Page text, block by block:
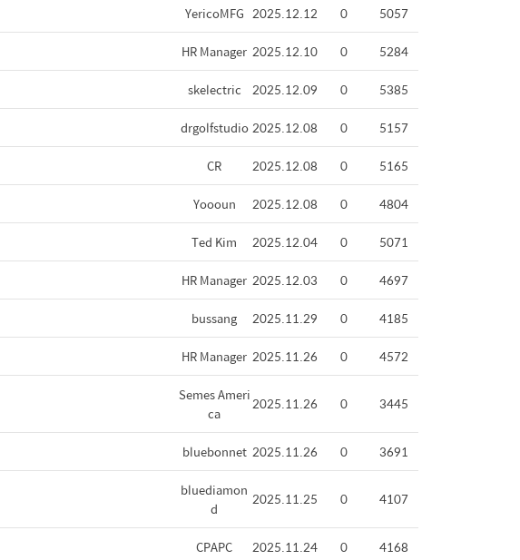
YericoMFG 2025.12.12 0
5057
HR Manager 2025.12.10 0
5284
skelectric 2025.12.09 0
5385
drgolfstudio 2025.12.08 0
5157
CR 2025.12.08 0
5165
Yoooun 2025.12.08 0
4804
Ted Kim 2025.12.04 0
5071
HR Manager 2025.12.03 0
4697
bussang 2025.11.29 0
4185
HR Manager 2025.11.26 0 4572
Semes Ameri
ca
2025.11.26 0 3445
bluebonnet 2025.11.26 0 3691
bluediamon
d
2025.11.25 0 4107
CPAPC 2025.11.24 0 4168